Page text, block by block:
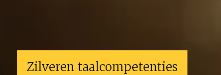
Zilveren taalcompetenties